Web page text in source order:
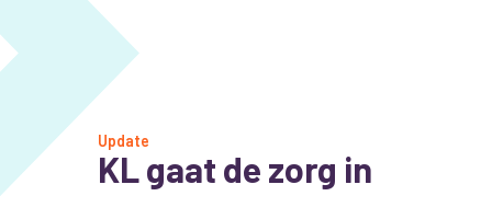
Update
KL gaat de zorg in